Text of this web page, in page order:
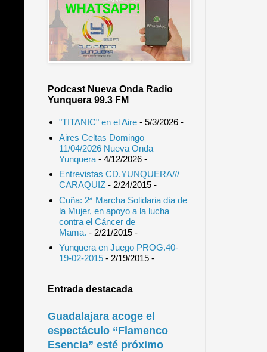
Podcast Nueva Onda Radio
Yunquera 99.3 FM
"TITANIC" en el Aire- 5/3/2026-
Aires Celtas Domingo
11/04/2026 Nueva Onda
Yunquera- 4/12/2026-
Entrevistas CD.YUNQUERA///
CARAQUIZ- 2/24/2015-
Cuña: 2ª Marcha Solidaria día de
la Mujer, en apoyo a la lucha
contra el Cáncer de
Mama. - 2/21/2015-
Yunquera en Juego PROG.40-
19-02-2015- 2/19/2015-
Entrada destacada
Guadalajara acoge el
espectáculo “Flamenco
Esencia” esté próximo